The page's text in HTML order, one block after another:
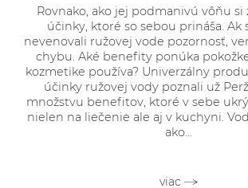
Rovnako, ako jej podmanivú vôňu si
účinky, ktoré so sebou prináša. Ak
nevenovali ružovej vode pozornosť,
chybu. Aké benefity ponúka
kozmetike používa? Univerzálny
účinky ružovej vody poznali už
množstvu benefitov, ktoré v sebe
nielen na liečenie ale aj v kuchyni.
ako...
viac